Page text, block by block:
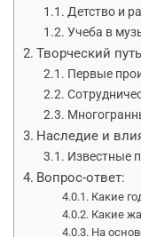
Детство и
Учеба в
Творческий
Первые
Наследие и
Известные
Вопрос-ответ:
Какие
Какие
На